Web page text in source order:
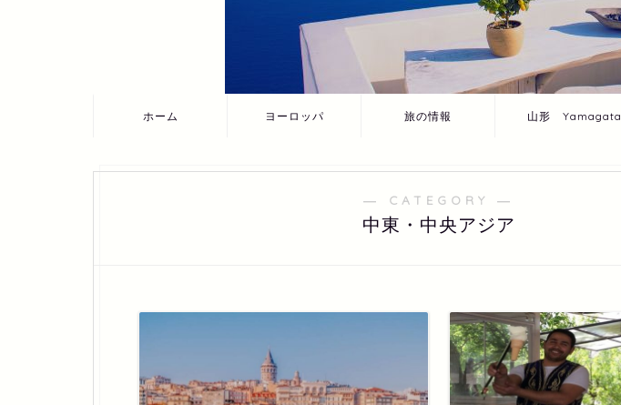
ホーム ヨーロッパ 旅の情報 山形 Yamagata
― CATEGORY ―
中東・中央アジア